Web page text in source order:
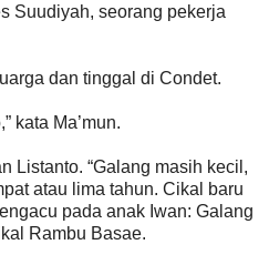
Suudiyah, seorang pekerja
dan tinggal di Condet.
kata Ma’mun.
Listanto. “Galang masih kecil,
atau lima tahun. Cikal baru
pada anak Iwan: Galang
Rambu Basae.